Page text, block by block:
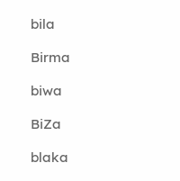
bila
Birma
biwa
BiZa
blaka